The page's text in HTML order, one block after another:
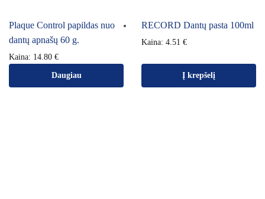
Plaque Control papildas nuo
dantų apnašų 60 g.
Kaina: 14.80 €
Daugiau
RECORD Dantų pasta 100ml
Kaina: 4.51 €
Į krepšelį